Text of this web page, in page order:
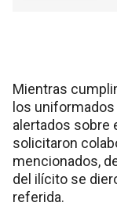
Mientras
los uniformados
alertados sobre
solicitaron
mencionados,
del ilícito se
referida.